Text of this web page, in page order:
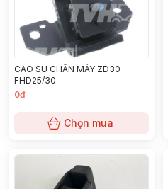
CAO SU CHÂN MÁY ZD30
FHD25/30
0đ
Chọn mua